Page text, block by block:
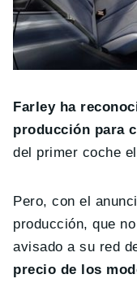
Farley ha
producción para
del primer coche
Pero, con el
producción, que
avisado a su red
precio de los